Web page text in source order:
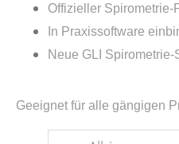
Offizieller Spirometrie-
In Praxissoftware
Neue GLI Spirometrie-
Geeignet für alle gängigen